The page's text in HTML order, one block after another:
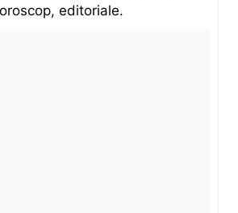
editoriale.